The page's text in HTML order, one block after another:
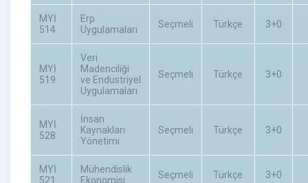
MYİ
514
Erp
Uygulamaları
Seçmeli Türkçe 3+0
MYİ
519
Veri
Madenciliği
ve Endüstriyel
Uygulamaları
Seçmeli Türkçe 3+0
MYİ
528
İnsan
Kaynakları
Yönetimi
Seçmeli Türkçe 3+0
MYİ
521
Mühendislik
Ekonomisi
Seçmeli Türkçe 3+0